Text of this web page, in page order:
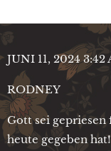
JUNI 11, 2024 3:42
RODNEY
Gott sei gepriesen
heute gegeben hat!